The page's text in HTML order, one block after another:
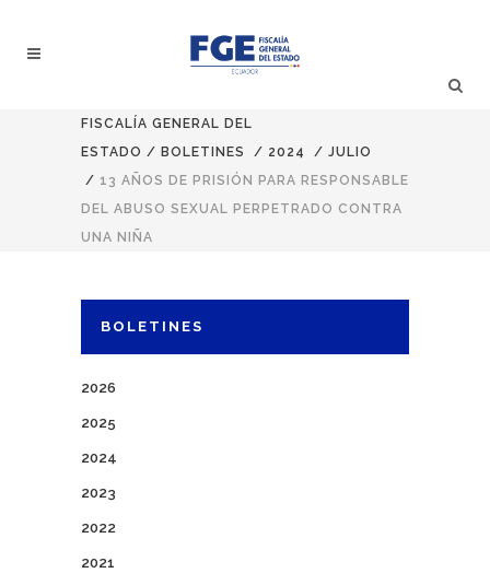
FISCALÍA GENERAL DEL
ESTADO / BOLETINES / 2024 / JULIO
/ 13 AÑOS DE PRISIÓN PARA RESPONSABLE
DEL ABUSO SEXUAL PERPETRADO CONTRA
UNA NIÑA
BOLETINES
2026
2025
2024
2023
2022
2021